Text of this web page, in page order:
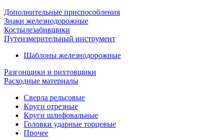
Дополнительные приспособления
Знаки железнодорожные
Костылезабивщики
Путеизмерительный инструмент
Шаблоны железнодорожные
Разгонщики и рихтовщики
Расходные материалы
Сверла рельсовые
Круги отрезные
Круги шлифовальные
Головки ударные торцевые
Прочее